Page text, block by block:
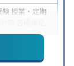
験 授業・定期
策